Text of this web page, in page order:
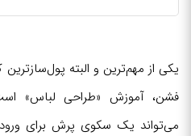
یکی از مهم‌ترین و البته
فشن، آموزش «طراحی لباس»
می‌تواند یک سکوی پرش برای